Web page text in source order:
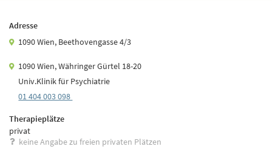
Adresse
1090 Wien, Beethovengasse 4/3
1090 Wien, Währinger Gürtel 18-20
Univ.Klinik für Psychiatrie
01 404 003 098
Therapieplätze
privat
keine Angabe zu freien privaten Plätzen